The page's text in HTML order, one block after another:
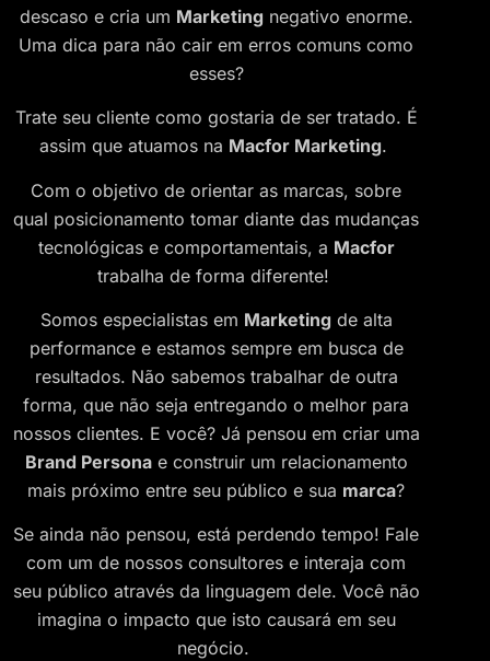
descaso e cria um Marketing negativo enorme.
Uma dica para não cair em erros comuns como
esses?
Trate seu cliente como gostaria de ser tratado. É
assim que atuamos na Macfor Marketing.
Com o objetivo de orientar as marcas, sobre
qual posicionamento tomar diante das mudanças
tecnológicas e comportamentais, a Macfor
trabalha de forma diferente!
Somos especialistas em Marketing de alta
performance e estamos sempre em busca de
resultados. Não sabemos trabalhar de outra
forma, que não seja entregando o melhor para
nossos clientes. E você? Já pensou em criar uma
Brand Personae construir um relacionamento
mais próximo entre seu público e sua marca?
Se ainda não pensou, está perdendo tempo! Fale
com um de nossos consultores e interaja com
seu público através da linguagem dele. Você não
imagina o impacto que isto causará em seu
negócio.